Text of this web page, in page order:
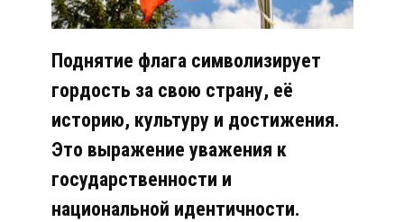
Поднятие флага символизирует
гордость за свою страну, её
историю, культуру и достижения.
Это выражение уважения к
государственности и
национальной идентичности.